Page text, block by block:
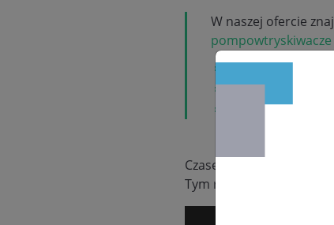
W naszej ofercie
pompowtryskiwacze
nowe
regenerowane
używane z
Czasem do naszych rąk
Tym razem